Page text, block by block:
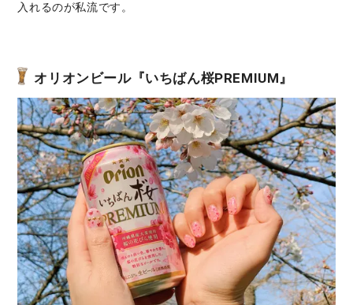
入れるのが私流です。
オリオンビール『いちばん桜PREMIUM』